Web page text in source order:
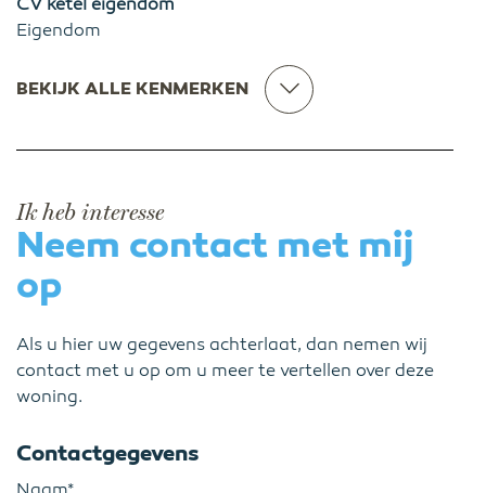
CV ketel eigendom
Eigendom
BEKIJK ALLE KENMERKEN
Ik heb interesse
Neem contact met mij
op
Als u hier uw gegevens achterlaat, dan nemen wij
contact met u op om u meer te vertellen over deze
woning.
Contactgegevens